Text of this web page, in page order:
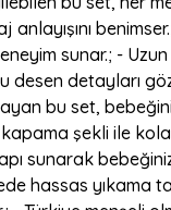
sunar.; -
detayları
bu set,
şekli ile
sunarak
hassas